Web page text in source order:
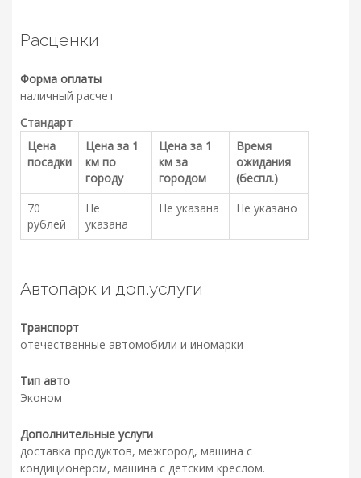
Расценки
Форма оплаты
наличный расчет
Стандарт
Цена
посадки
Цена за 1
км по
городу
Цена за 1
км за
городом
Время
ожидания
(беспл.)
70
рублей
Не
указана
Не указана Не указано
Автопарк и доп.услуги
Транспорт
отечественные автомобили и иномарки
Тип авто
Эконом
Дополнительные услуги
доставка продуктов, межгород, машина с
кондиционером, машина с детским креслом.